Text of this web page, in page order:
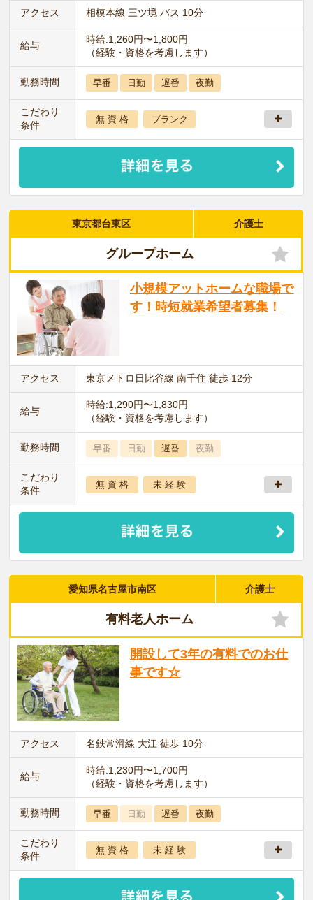
アクセス 相模本線 三ツ境 バス 10分
給与
時給:1,260円〜1,800円
（経験・資格を考慮します）
勤務時間 早番 日勤 遅番 夜勤
こだわり
条件
無 資 格 ブランク
東京都台東区 介護士
グループホーム
小規模アットホームな職場で
す！時短就業希望者募集！
アクセス 東京メトロ日比谷線 南千住 徒歩 12分
給与
時給:1,290円〜1,830円
（経験・資格を考慮します）
勤務時間 早番 日勤 遅番 夜勤
こだわり
条件
無 資 格 未 経 験
愛知県名古屋市南区 介護士
有料老人ホーム
開設して3年の有料でのお仕
事です☆
アクセス 名鉄常滑線 大江 徒歩 10分
給与
時給:1,230円〜1,700円
（経験・資格を考慮します）
勤務時間 早番 日勤 遅番 夜勤
こだわり
条件
無 資 格 未 経 験